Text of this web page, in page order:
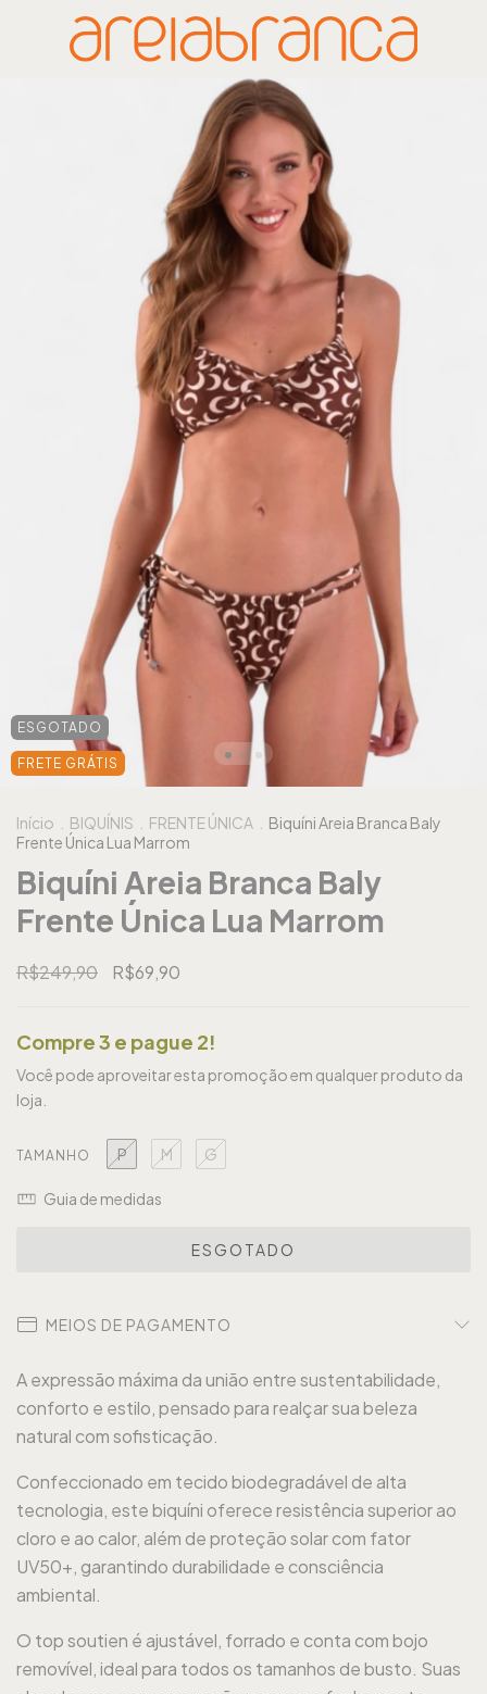
ESGOTADO
FRETE GRÁTIS
Início BIQUÍNIS FRENTE ÚNICA
Biquíni Areia Branca Baly
Frente Única Lua Marrom
Biquíni Areia Branca Baly
Frente Única Lua Marrom
R$249,90 R$69,90
Compre 3 e pague 2!
Você pode aproveitar esta promoção em qualquer produto da
loja.
TAMANHO P M G
Guia de medidas
MEIOS DE PAGAMENTO
A expressão máxima da união entre sustentabilidade,
conforto e estilo, pensado para realçar sua beleza
natural com sofisticação.
Confeccionado em tecido biodegradável de alta
tecnologia, este biquíni oferece resistência superior ao
cloro e ao calor, além de proteção solar com fator
UV50+, garantindo durabilidade e consciência
ambiental.
O top soutien é ajustável, forrado e conta com bojo
removível, ideal para todos os tamanhos de busto. Suas